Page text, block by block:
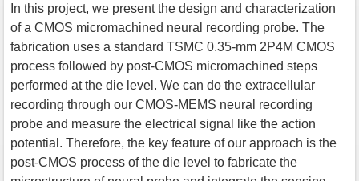
In this project, we present the design and characterization
of a CMOS micromachined neural recording probe. The
fabrication uses a standard TSMC 0.35-mm 2P4M CMOS
process followed by post-CMOS micromachined steps
performed at the die level. We can do the extracellular
recording through our CMOS-MEMS neural recording
probe and measure the electrical signal like the action
potential. Therefore, the key feature of our approach is the
post-CMOS process of the die level to fabricate the